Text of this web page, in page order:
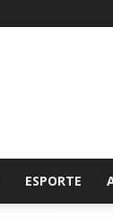
ESPORTE